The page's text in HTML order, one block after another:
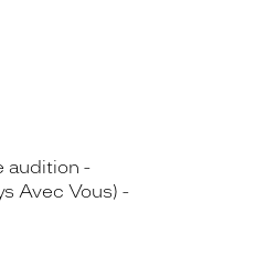
audition
Avec Vous)